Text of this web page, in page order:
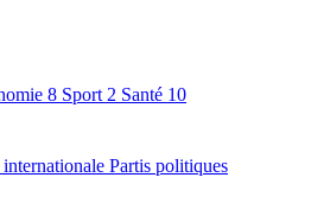
8 Sport 2 Santé 10
Partis politiques